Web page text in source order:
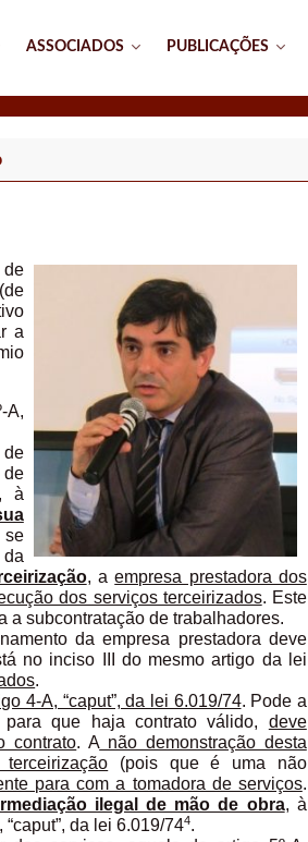
ASSOCIADOS PUBLICAÇÕES
a
A,
de
de
à
se
, aempresa prestadora dos
dos serviços terceirizados. Este
a subcontratação de trabalhadores.
da empresa prestadora deve
no inciso III do mesmo artigo da lei
.
4-A, “caput”, da lei 6.019/74. Pode a
que haja contrato válido, deve
contrato. Anão demonstração desta
(pois que é uma não
para com a tomadora de serviços.
ilegal de mão de obra, à
da lei 6.019/744.